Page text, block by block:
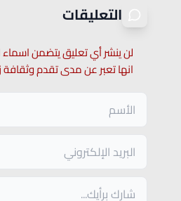
التعليقات
لن ينشر أي تعليق يتضمن اسماء
انها تعبر عن مدى تقدم وثقافة